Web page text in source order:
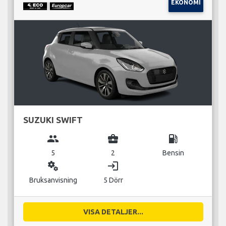
EKONOMI
SUZUKI SWIFT
group
5
business_center
2
local_gas_station
Bensin
miscellaneous_services
Bruksanvisning
login
5 Dörr
VISA DETALJER...